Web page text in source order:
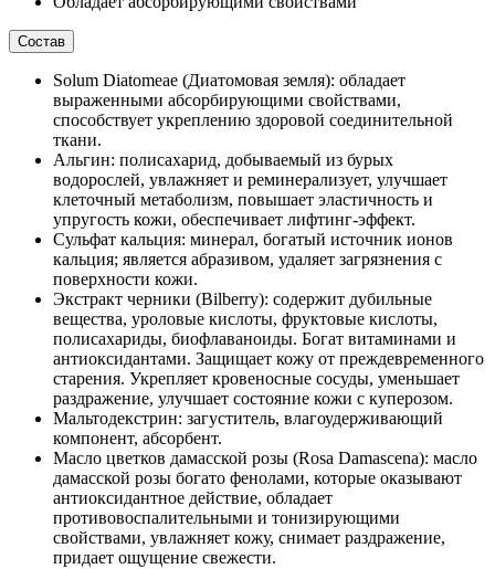
Состав
Solum Diatomeae (Диатомовая земля): обладает
выраженными абсорбирующими свойствами,
способствует укреплению здоровой соединительной
ткани.
Альгин: полисахарид, добываемый из бурых
водорослей, увлажняет и реминерализует, улучшает
клеточный метаболизм, повышает эластичность и
упругость кожи, обеспечивает лифтинг-эффект.
Сульфат кальция: минерал, богатый источник ионов
кальция; является абразивом, удаляет загрязнения с
поверхности кожи.
Экстракт черники (Bilberry): содержит дубильные
вещества, уроловые кислоты, фруктовые кислоты,
полисахариды, биофлаваноиды. Богат витаминами и
антиоксидантами. Защищает кожу от преждевременного
старения. Укрепляет кровеносные сосуды, уменьшает
раздражение, улучшает состояние кожи с куперозом.
Мальтодекстрин: загуститель, влагоудерживающий
компонент, абсорбент.
Масло цветков дамасской розы (Rosa Damascena): масло
дамасской розы богато фенолами, которые оказывают
антиоксидантное действие, обладает
противовоспалительными и тонизирующими
свойствами, увлажняет кожу, снимает раздражение,
придает ощущение свежести.